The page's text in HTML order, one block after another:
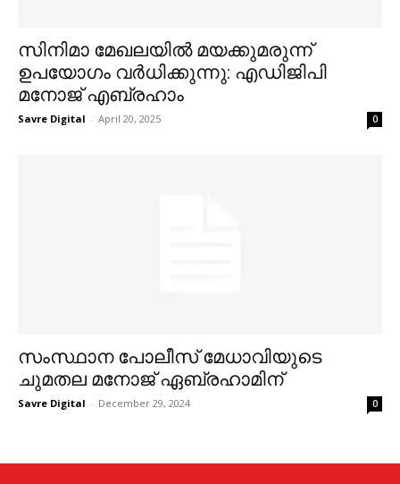
സിനിമാ മേഖലയില്‍ മയക്കുമരുന്ന്
ഉപയോഗം വര്‍ധിക്കുന്നു: എഡിജിപി
മനോജ് എബ്രഹാം
Savre Digital - April 20, 2025 0
സംസ്ഥാന പോലീസ് മേധാവിയുടെ
ചുമതല മനോജ് ഏബ്രഹാമിന്
Savre Digital - December 29, 2024 0